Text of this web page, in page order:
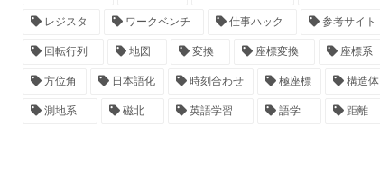
レジスタ ワークベンチ 仕事ハック 参考サイト
回転行列 地図 変換 座標変換 座標系
方位角 日本語化 時刻合わせ 極座標 構造体
測地系 磁北 英語学習 語学 距離